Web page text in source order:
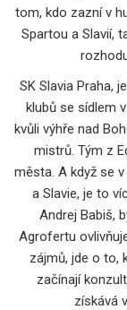
tom, kdo zazní v
Spartou a Slavií,
SK Slavia Praha,
klubů se sídlem
kvůli výhře nad
mistrů. Tým z
města. A když se
a Slavie, je to
Andrej Babiš,
Agrofertu
zájmů, jde o to,
začínají
získává